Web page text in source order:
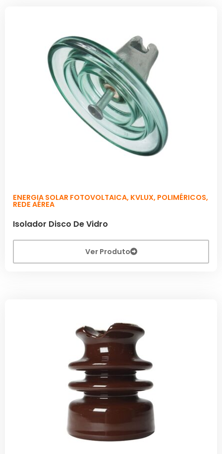
ENERGIA SOLAR FOTOVOLTAICA, KVLUX, POLIMÉRICOS,
REDE AÉREA
Isolador Disco De Vidro
Ver Produto